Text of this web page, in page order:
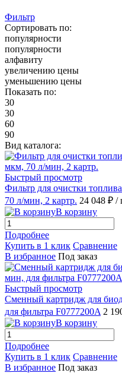
Фильтр
Сортировать по:
популярности
популярности
алфавиту
увеличению цены
уменьшению цены
Показать по:
30
30
60
90
Вид каталога:
Быстрый просмотр
Фильтр для очистки
70 л/мин, 2 картр. 24 048 ₽ /
В корзину
Подробнее
Купить в 1 клик Сравнение
В избранное Под заказ
Быстрый просмотр
Сменный картридж для
для фильтра F0777200A 2
В корзину
Подробнее
Купить в 1 клик Сравнение
В избранное Под заказ